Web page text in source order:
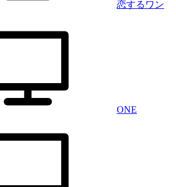
恋するワン
ONE